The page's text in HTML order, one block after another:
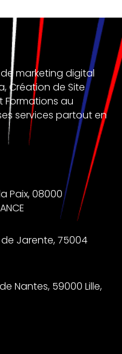
marketing digital
Création de Site
Formations au
services partout en
Paix, 08000
Jarente, 75004
Nantes, 59000 Lille,